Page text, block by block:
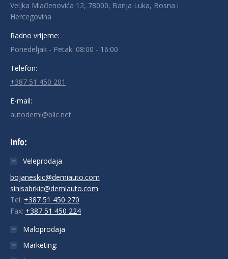
Veljka Mlađenovića 12, 78000, Banja Luka, Bosna i
Hercegovina
Radno vrijeme:
Ponedeljak - Petak: 08:00 - 16:00
Telefon:
+387 51 450 201
E-mail:
autodemi@blic.net
Info:
Veleprodaja
bojaneskic@demiauto.com
sinisabrkic@demiauto.com
Tel: +387 51 450 270
Fax: +387 51 450 224
Maloprodaja
Marketing: